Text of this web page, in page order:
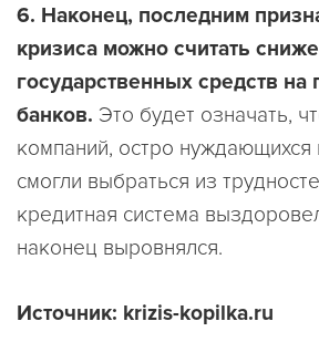
6. Наконец, последним
кризиса можно считать
государственных средств на
банков. Это будет означать,
компаний, остро нуждающихся
смогли выбраться из
кредитная система
наконец выровнялся.
Источник: krizis-kopilka.ru